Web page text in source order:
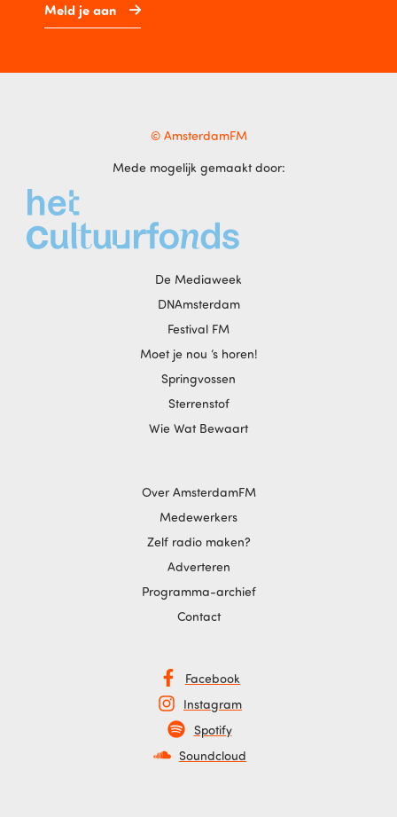
Meld je aan
© AmsterdamFM
Mede mogelijk gemaakt door:
De Mediaweek
DNAmsterdam
Festival FM
Moet je nou ‘s horen!
Springvossen
Sterrenstof
Wie Wat Bewaart
Over AmsterdamFM
Medewerkers
Zelf radio maken?
Adverteren
Programma-archief
Contact
Facebook
Instagram
Spotify
Soundcloud